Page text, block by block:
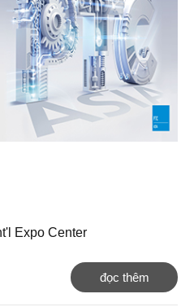
Expo Center
đọc thêm